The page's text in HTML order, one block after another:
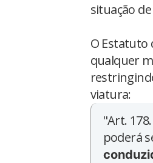
situação
O Estatuto
qualquer
viatura:
"Art.
poderá